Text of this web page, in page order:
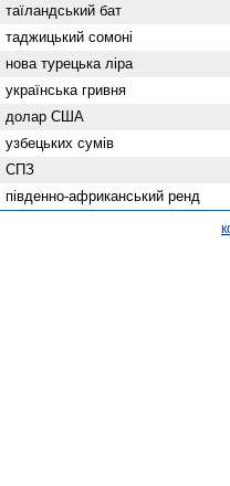
таїландський бат
таджицький сомоні
нова турецька ліра
українська гривня
долар США
узбецьких сумів
СПЗ
південно-африканський ренд